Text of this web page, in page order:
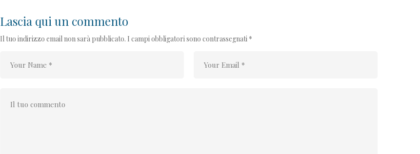
Lascia qui un commento
Il tuo indirizzo email non sarà pubblicato. I campi obbligatori sono contrassegnati *